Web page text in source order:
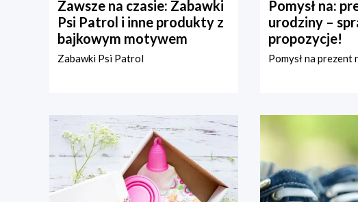
Zawsze na czasie: Zabawki
Psi Patrol i inne produkty z
bajkowym motywem
Zabawki Psi Patrol
Pomysł na:
urodziny –
propozycje!
Pomysł na prezent